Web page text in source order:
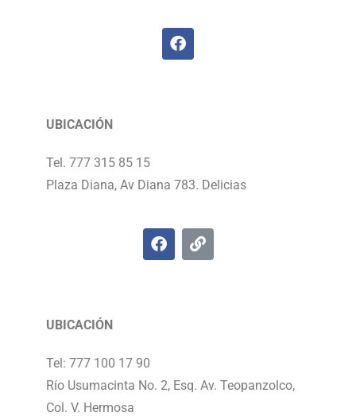
UBICACIÓN
Tel. 777 315 85 15
Plaza Diana, Av Diana 783. Delicias
UBICACIÓN
Tel: 777 100 17 90
Río Usumacinta No. 2, Esq. Av. Teopanzolco,
Col. V. Hermosa